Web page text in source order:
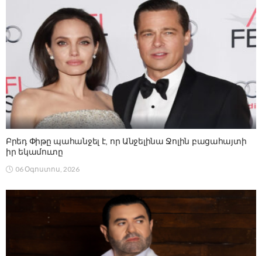
Բրեդ Փիթը պահանջել է, որ Անջելինա Ջոլին բացահայտի
իր եկամուտը
06 Օգոստոս, 2026